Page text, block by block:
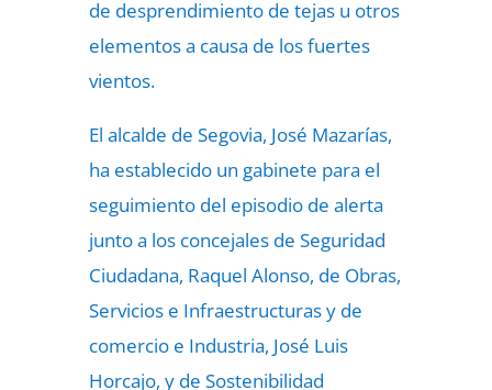
de desprendimiento de tejas u otros
elementos a causa de los fuertes
vientos.
El alcalde de Segovia, José Mazarías,
ha establecido un gabinete para el
seguimiento del episodio de alerta
junto a los concejales de Seguridad
Ciudadana, Raquel Alonso, de Obras,
Servicios e Infraestructuras y de
comercio e Industria, José Luis
Horcajo, y de Sostenibilidad